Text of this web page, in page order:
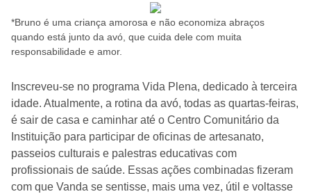
*Bruno é uma criança amorosa e não economiza abraços
quando está junto da avó, que cuida dele com muita
responsabilidade e amor.
Inscreveu-se no programa Vida Plena, dedicado à terceira
idade. Atualmente, a rotina da avó, todas as quartas-feiras,
é sair de casa e caminhar até o Centro Comunitário da
Instituição para participar de oficinas de artesanato,
passeios culturais e palestras educativas com
profissionais de saúde. Essas ações combinadas fizeram
com que Vanda se sentisse, mais uma vez, útil e voltasse